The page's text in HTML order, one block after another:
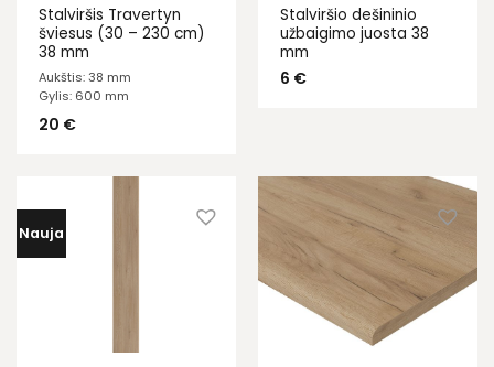
Stalviršis Travertyn
šviesus (30 – 230 cm)
38 mm
Aukštis: 38 mm
Gylis: 600 mm
20 €
Stalviršio dešininio
užbaigimo juosta 38
mm
6 €
Nauja